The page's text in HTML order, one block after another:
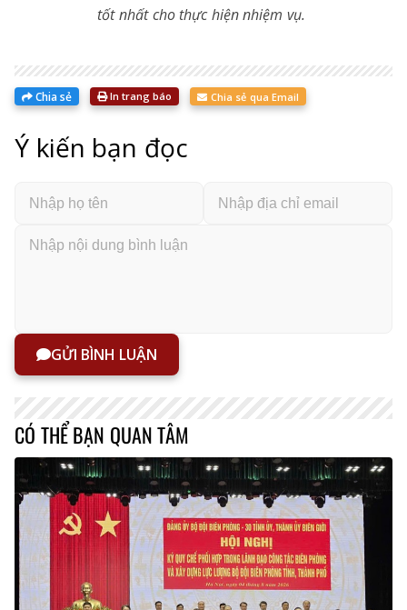
tốt nhất cho thực hiện nhiệm vụ.
Chia sẻ In trang báo Chia sẻ qua Email
Ý kiến bạn đọc
GỬI BÌNH LUẬN
CÓ THỂ BẠN QUAN TÂM